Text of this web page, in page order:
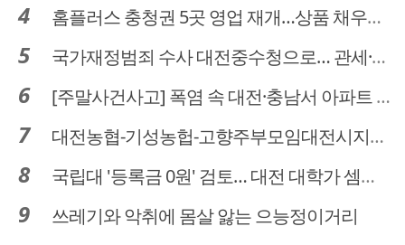
홈플러스 충청권 5곳 영업 재개…상품 채우기 ‘속도전’
국가재정범죄 수사 대전중수청으로… 관세·국세 수사 전문인력 주목
[주말사건사고] 폭염 속 대전·충남서 아파트 화재·정전 잇따라…주민 대피·불편
대전농협-기성농헙-고향주부모임대전시지회, 이심점심 중식지원 봉사활동
국립대 '등록금 0원' 검토… 대전 대학가 셈법 복잡
쓰레기와 악취에 몸살 앓는 으능정이거리